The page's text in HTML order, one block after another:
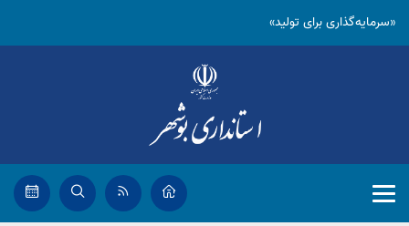
«سرمایه‌گذاری برای تولید»